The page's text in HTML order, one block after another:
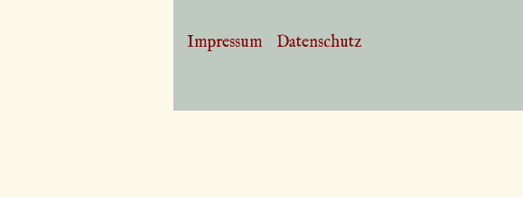
Footer-
Impressum Datenschutz